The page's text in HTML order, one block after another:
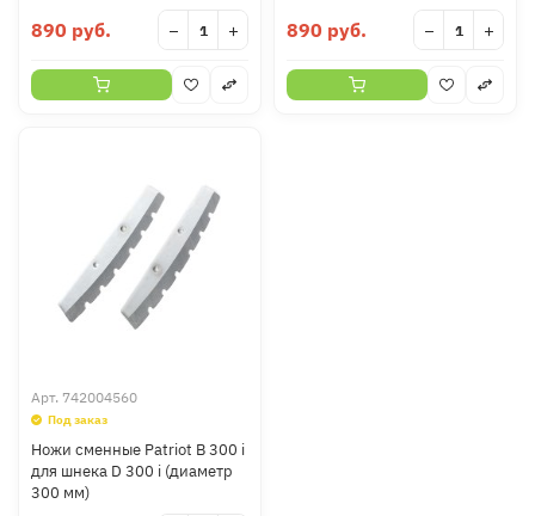
890 руб. − + 890 руб. − +
Арт. 742004560
Под заказ
Ножи сменные Patriot B 300 i
для шнека D 300 i (диаметр
300 мм)